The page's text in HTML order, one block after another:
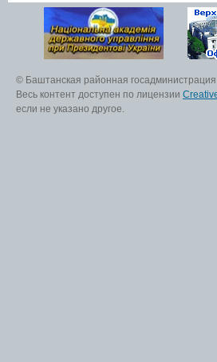
© Баштанская районная госадминистрация
Весь контент доступен по лицензии
если не указано другое.